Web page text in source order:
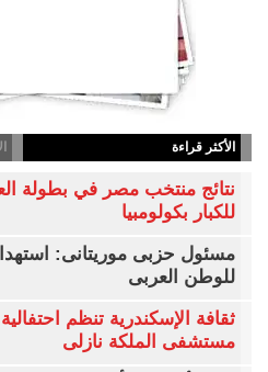
الأكثر قراءة
نتائج منتخب مصر في بطولة
للكبار بكولومبيا
مسئول حزبى موريتانى:
للوطن العربى
ثقافة الإسكندرية تنظم
مستشفى الملكة نازلى